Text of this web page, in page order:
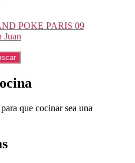
POKE PARIS 09
Juan
que cocinar sea una